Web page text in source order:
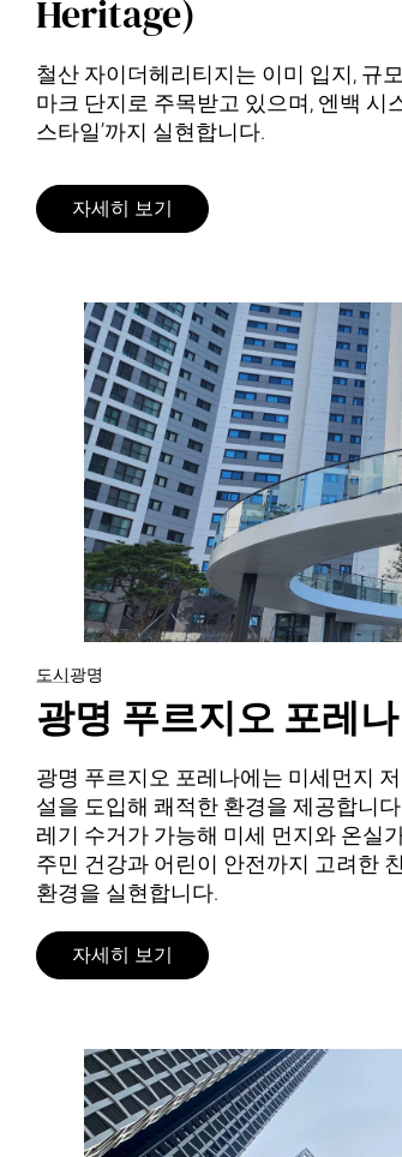
Heritage)
철산 자이더헤리티지는 이미 입지, 규
마크 단지로 주목받고 있으며, 엔백 시
스타일’까지 실현합니다.
자세히 보기
도시 광명
광명 푸르지오 포레나
광명 푸르지오 포레나에는 미세먼지
설을 도입해 쾌적한 환경을 제공합니
레기 수거가 가능해 미세 먼지와 온실
주민 건강과 어린이 안전까지 고려한
환경을 실현합니다.
자세히 보기